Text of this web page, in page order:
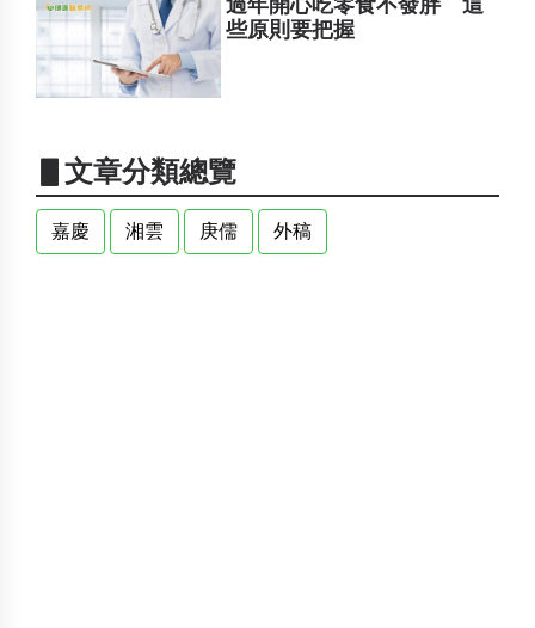
過年開心吃零食不發胖 這
些原則要把握
▋文章分類總覽
嘉慶 湘雲 庚儒 外稿